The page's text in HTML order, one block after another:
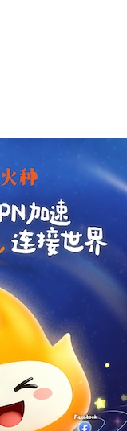
clash节点
云梯加速器
傅加速器
加速器
加速器
速器